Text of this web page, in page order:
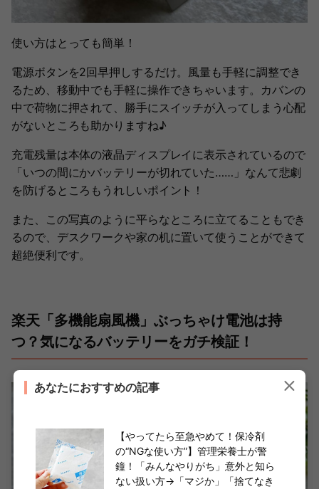
使い方はとっても簡単！
電源ボタンを2回早押しするだけ。風量も手軽に調整でき
るため、移動中でも手軽に操作できちゃいます。カバンの
中で荷物に押されて、勝手にスイッチが入ってしまう心配
がないところも助かりますね♪
充電残量は本体の液晶ディスプレイに表示されているので
「いつの間にかバッテリーが切れていた……」なんて悲劇
を防げるところもうれしいポイント！
また、この写真のように平らなところに立てることもでき
るので、デスクワークや家の机に置いて使うことができて
超絶便利です。
楽天「多機能扇風機」ぶっちゃけ電池は持
つ？気になるバッテリーをガチ検証！
あなたにおすすめの記事
【やってたら至急やめて！保冷剤
の“NGな使い方”】管理栄養士が警
鐘！「みんなやりがち」意外と知ら
ない扱い方→「マジか」「捨てなき